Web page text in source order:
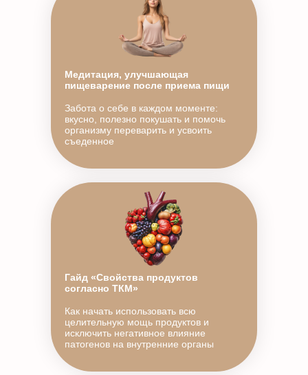
Забота о себе в каждом моменте:
вкусно, полезно покушать и помочь
организму переварить и усвоить
съеденное
Медитация, улучшающая
пищеварение после приема пищи
Как начать использовать всю
целительную мощь продуктов и
исключить негативное влияние
патогенов на внутренние органы
Гайд «Свойства продуктов
согласно ТКМ»